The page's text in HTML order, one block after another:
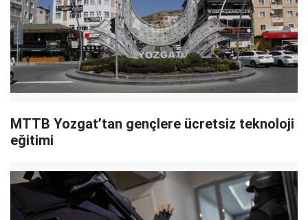
MTTB Yozgat’tan gençlere ücretsiz teknoloji
eğitimi